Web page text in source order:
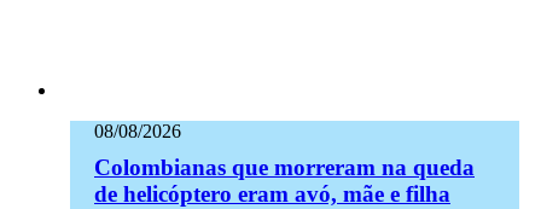
08/08/2026
Colombianas que morreram na queda
de helicóptero eram avó, mãe e filha